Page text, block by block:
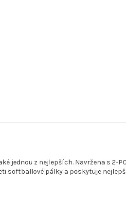
jednou z nejlepších. Navržena s 2-
softballové pálky a poskytuje